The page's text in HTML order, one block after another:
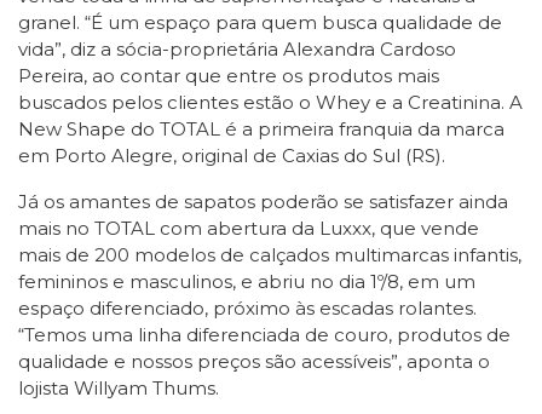
granel. “É um espaço para quem busca qualidade de
vida”, diz a sócia-proprietária Alexandra Cardoso
Pereira, ao contar que entre os produtos mais
buscados pelos clientes estão o Whey e a Creatinina. A
New Shape do TOTAL é a primeira franquia da marca
em Porto Alegre, original de Caxias do Sul (RS).
Já os amantes de sapatos poderão se satisfazer ainda
mais no TOTAL com abertura da Luxxx, que vende
mais de 200 modelos de calçados multimarcas infantis,
femininos e masculinos, e abriu no dia 1º/8, em um
espaço diferenciado, próximo às escadas rolantes.
“Temos uma linha diferenciada de couro, produtos de
qualidade e nossos preços são acessíveis”, aponta o
lojista Willyam Thums.